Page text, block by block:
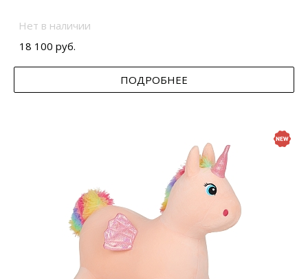
Нет в наличии
18 100 руб.
ПОДРОБНЕЕ